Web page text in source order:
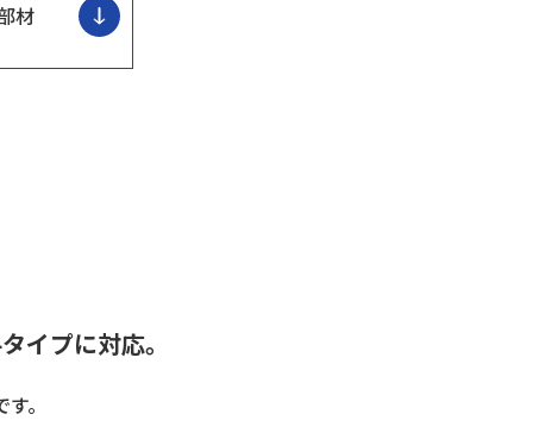
材
イプに対応。
。